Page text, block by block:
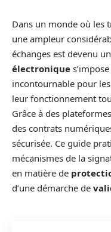
Dans un monde où les
une ampleur
échanges est devenu
électronique
incontournable pour
leur fonctionnement
Grâce à des
des contrats
sécurisée. Ce guide
mécanismes de la
en matière de
d’une démarche de